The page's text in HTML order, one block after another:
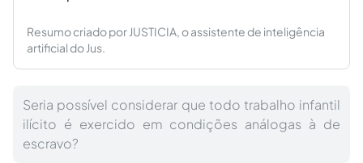
Resumo criado por JUSTICIA, o assistente de inteligência
artificial do Jus.
Seria possível considerar que todo trabalho infantil
ilícito é exercido em condições análogas à de
escravo?